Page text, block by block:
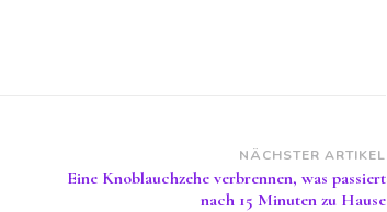
NÄCHSTER ARTIKEL
Eine Knoblauchzehe verbrennen, was passiert
nach 15 Minuten zu Hause